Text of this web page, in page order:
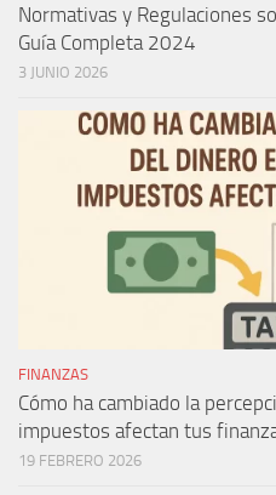
Normativas y Regulaciones
Guía Completa 2024
3 JUNIO 2026
FINANZAS
Cómo ha cambiado la
impuestos afectan tus
19 FEBRERO 2026